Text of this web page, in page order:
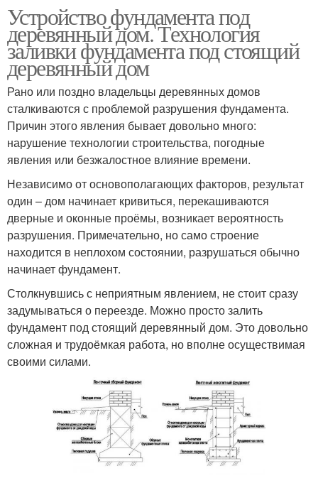
Устройство фундамента под
деревянный дом. Технология
заливки фундамента под стоящий
деревянный дом
Рано или поздно владельцы деревянных домов
сталкиваются с проблемой разрушения фундамента.
Причин этого явления бывает довольно много:
нарушение технологии строительства, погодные
явления или безжалостное влияние времени.
Независимо от основополагающих факторов, результат
один – дом начинает кривиться, перекашиваются
дверные и оконные проёмы, возникает вероятность
разрушения. Примечательно, но само строение
находится в неплохом состоянии, разрушаться обычно
начинает фундамент.
Столкнувшись с неприятным явлением, не стоит сразу
задумываться о переезде. Можно просто залить
фундамент под стоящий деревянный дом. Это довольно
сложная и трудоёмкая работа, но вполне осуществимая
своими силами.